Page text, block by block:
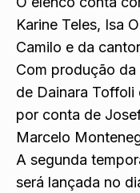
Karine Teles, Isa
Camilo e da
Com produção da
de Dainara Toffoli
por conta de
Marcelo
A segunda
será lançada no